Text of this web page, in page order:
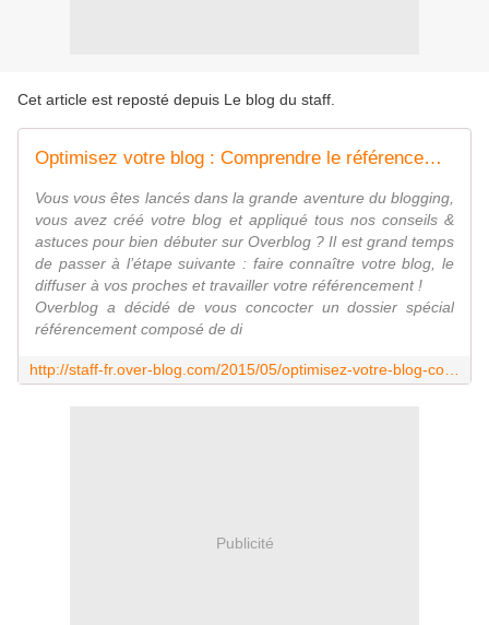
Cet article est reposté depuis Le blog du staff
Optimisez votre blog : Comprendre le référencement
Vous vous êtes lancés dans la grande aventure du blogging,
vous avez créé votre blog et appliqué tous nos conseils &
astuces pour bien débuter sur Overblog ? Il est grand temps
de passer à l’étape suivante : faire connaître votre blog, le
diffuser à vos proches et travailler votre référencement !
Overblog a décidé de vous concocter un dossier spécial
référencement composé de di
Publicité